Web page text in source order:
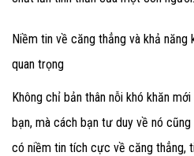
Niềm tin về căng thẳng và khả
quan trọng
Không chỉ bản thân nỗi khó khăn
bạn, mà cách bạn tư duy về nó
có niềm tin tích cực về căng thẳng,